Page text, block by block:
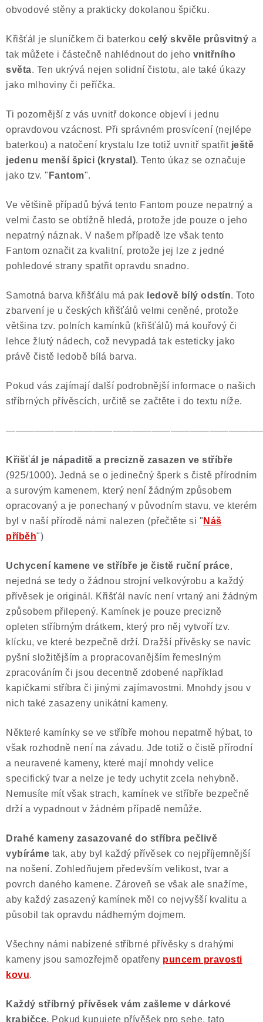
obvodové stěny a prakticky dokolanou špičku.
Křišťál je sluníčkem či baterkou celý skvěle průsvitný a
tak můžete i částečně nahlédnout do jeho vnitřního
světa. Ten ukrývá nejen solidní čistotu, ale také úkazy
jako mlhoviny či peříčka.
Ti pozornější z vás uvnitř dokonce objeví i jednu
opravdovou vzácnost. Při správném prosvícení (nejlépe
baterkou) a natočení krystalu lze totiž uvnitř spatřitještě
jedenu menší špici (krystal). Tento úkaz se označuje
jako tzv. " Fantom".
Ve většině případů bývá tento Fantom pouze nepatrný a
velmi často se obtížně hledá, protože jde pouze o jeho
nepatrný náznak. V našem případě lze však tento
Fantom označit za kvalitní, protože jej lze z jedné
pohledové strany spatřit opravdu snadno.
Samotná barva křišťálu má pak ledově bílý odstín. Toto
zbarvení je u českých křišťálů velmi ceněné, protože
většina tzv. polních kamínků (křišťálů) má kouřový či
lehce žlutý nádech, což nevypadá tak esteticky jako
právě čistě ledobě bílá barva.
Pokud vás zajímají další podrobnější informace o našich
stříbrných přívěscích, určitě se začtěte i do textu níže.
Křišťál je nápaditě a precizně zasazen ve stříbře
(925/1000). Jedná se o jedinečný šperk s čistě přírodním
a surovým kamenem, který není žádným způsobem
opracovaný a je ponechaný v původním stavu, ve kterém
byl v naší přírodě námi nalezen (přečtěte si " Náš
příběh")
Uchycení kamene ve stříbře je čistě ruční práce,
nejedná se tedy o žádnou strojní velkovýrobu a každý
přívěsek je originál. Křišťál navíc není vrtaný ani žádným
způsobem přilepený. Kamínek je pouze precizně
opleten stříbrným drátkem, který pro něj vytvoří tzv.
klícku, ve které bezpečně drží. Dražší přívěsky se navíc
pyšní složitějším a propracovanějším řemeslným
zpracováním či jsou decentně zdobené například
kapičkami stříbra či jinými zajímavostmi. Mnohdy jsou v
nich také zasazeny unikátní kameny.
Některé kamínky se ve stříbře mohou nepatrně hýbat, to
však rozhodně není na závadu. Jde totiž o čistě přírodní
a neuravené kameny, které mají mnohdy velice
specifický tvar a nelze je tedy uchytit zcela nehybně.
Nemusíte mít však strach, kamínek ve stříbře bezpečně
drží a vypadnout v žádném případě nemůže.
Drahé kameny zasazované do stříbra pečlivě
vybíráme tak, aby byl každý přívěsek co nejpříjemnější
na nošení. Zohledňujem především velikost, tvar a
povrch daného kamene. Zároveň se však ale snažíme,
aby každý zasazený kamínek měl co nejvyšší kvalitu a
působil tak opravdu nádherným dojmem.
Všechny námi nabízené stříbrné přívěsky s drahými
kameny jsou samozřejmě opatřeny puncem pravosti
kovu.
Každý stříbrný přívěsek vám zašleme v dárkové
krabičce. Pokud kupujete přívěšek pro sebe, tato